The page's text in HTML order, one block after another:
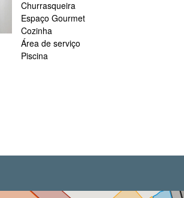
Churrasqueira
Espaço Gourmet
Cozinha
Área de serviço
Piscina